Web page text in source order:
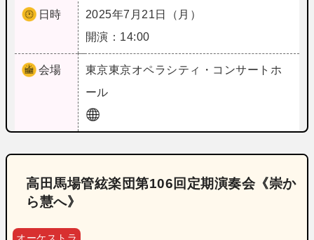
日時
2025年7月21日（月）
開演：14:00
会場 東京東京オペラシティ・コンサートホ
ール
高田馬場管絃楽団第106回定期演奏会《崇か
ら慧へ》
オーケストラ